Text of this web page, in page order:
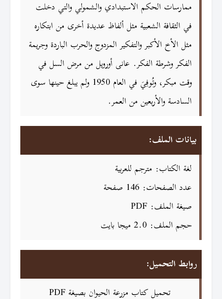
ممارسات الحكم الاستبدادي والشمولي والتي دخلت
في الثقافة الشعبية مثل ألفاظ عديدة أخرى من ابتكاره
مثل الأخ الأكبر والتفكير المزدوج والحرب الباردة وجريمة
الفكر وشرطة الفكر. عانى أورويل من مرض السل في
وقت مبكر، وتُوفِيَ في العام 1950 ولم يبلغ حينها سوى
السادسة والأربعين من العمر.
بيانات الملف:
لغة الكتاب: مترجم للعربية
عدد الصفحات: 146 صفحة
صيغة الملف: PDF
حجم الملف: 2.0 ميجا بايت
روابط التحميل:
تحميل كتاب مزرعة الحيوان بصيغة PDF